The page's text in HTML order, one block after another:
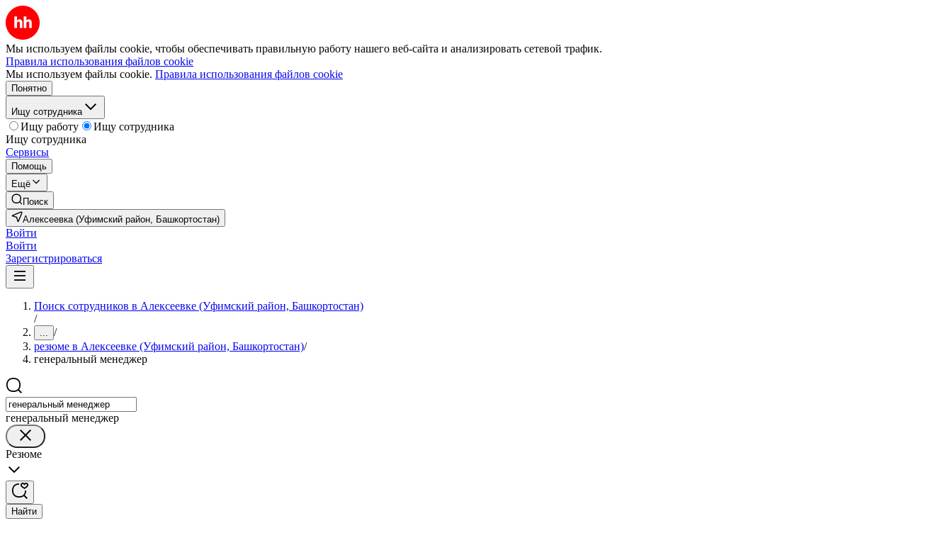
Мы используем файлы cookie, чтобы обеспечивать правильную работу нашего веб-сайта и анализировать сетевой трафик.
Правила использования файлов cookie
Мы используем файлы cookie. Правила использования файлов cookie
Понятно
Ищу сотрудника
Ищу работу
Ищу сотрудника
Ищу сотрудника
Сервисы
Помощь
Ещё
Поиск
Алексеевка (Уфимский район, Башкортостан)
Войти
Войти
Зарегистрироваться
Поиск сотрудников в Алексеевке (Уфимский район, Башкортостан)
/
... /
резюме в Алексеевке (Уфимский район, Башкортостан)/
генеральный менеджер
генеральный менеджер
Резюме
Найти